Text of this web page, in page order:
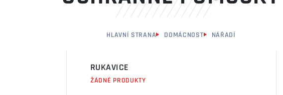
HLAVNÍ STRANA DOMÁCNOST NÁŘADÍ
RUKAVICE
ŽÁDNÉ PRODUKTY